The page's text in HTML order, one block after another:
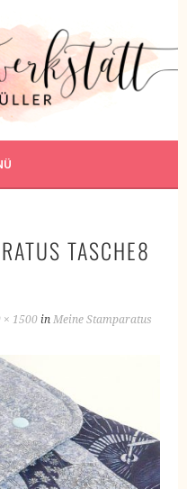
TASCHE8
× 1500 inMeine Stamparatus